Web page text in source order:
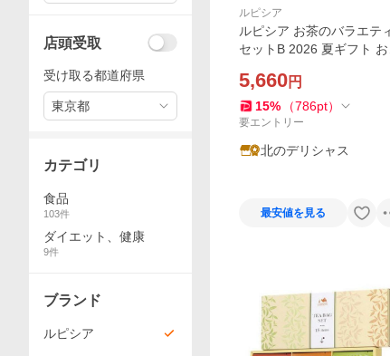
ルピシア
ルピシア お茶のバラエテ
セットB 2026 夏ギフト お
舞い ギフト 贈り物 お祝い
礼 内祝い プレゼント お取
寄せ
5,660円
15% （786pt）
要エントリー
北のデリシャス
最安値を見る
店頭受取
受け取る都道府県
東京都
カテゴリ
食品
103件
ダイエット、健康
9件
ブランド
ルピシア